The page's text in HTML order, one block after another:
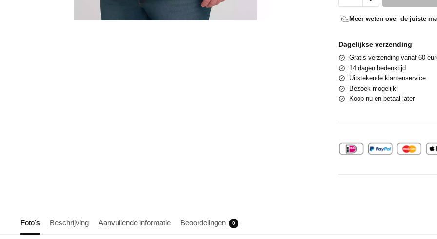
Meer weten over de juiste
Dagelijkse verzending
Gratis verzending vanaf 60
14 dagen bedenktijd
Uitstekende klantenservice
Bezoek mogelijk
Koop nu en betaal later
Foto's Beschrijving Aanvullende informatie Beoordelingen 0